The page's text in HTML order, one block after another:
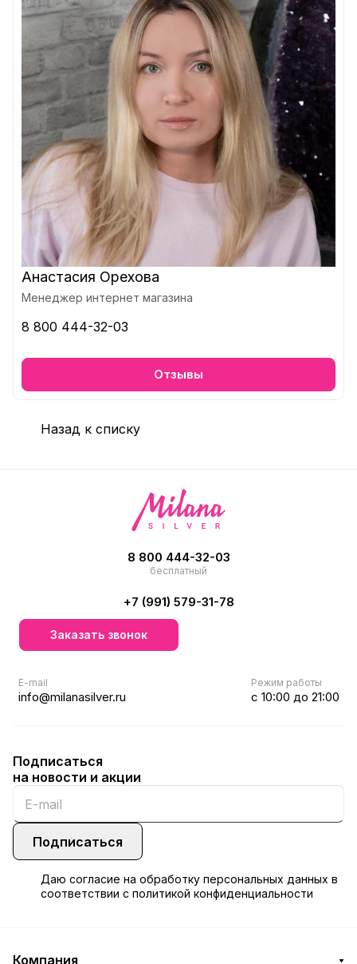
Анастасия Орехова
Менеджер интернет магазина
8 800 444-32-03
Отзывы
Назад к списку
8 800 444-32-03
бесплатный
+7 (991) 579-31-78
Заказать звонок
E-mail
info@milanasilver.ru
Режим работы
с 10:00 до 21:00
Подписаться
на новости и акции
Подписаться
Даю согласие на обработку персональных данных в
соответствии с политикой конфиденциальности
Компания